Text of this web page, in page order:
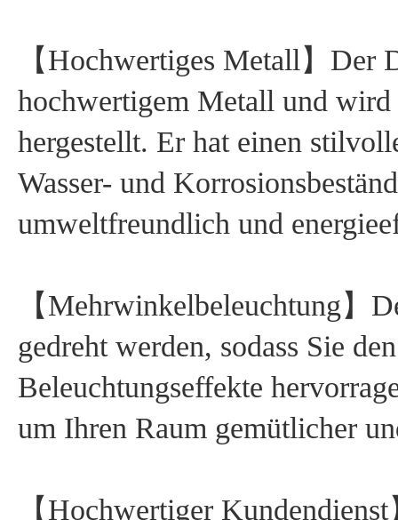
【Hochwertiges Metall】Der
hochwertigem Metall und
hergestellt. Er hat einen
Wasser- und
umweltfreundlich und
【Mehrwinkelbeleuchtung】
gedreht werden, sodass Sie
Beleuchtungseffekte
um Ihren Raum gemütlicher
【Hochwertiger